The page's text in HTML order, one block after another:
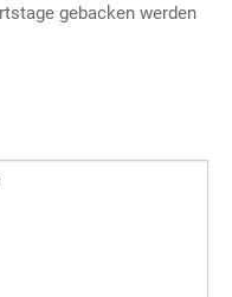
gebacken werden